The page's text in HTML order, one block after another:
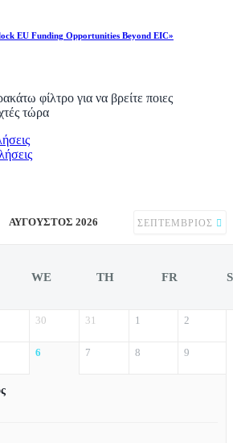
EU Funding Opportunities Beyond EIC»
φίλτρο για να βρείτε ποιες
τώρα
ΑΎΓΟΥΣΤΟΣ 2026 ΣΕΠΤΈΜΒΡΙΟΣ
WE TH FR
30 31 1 2
6 7 8 9